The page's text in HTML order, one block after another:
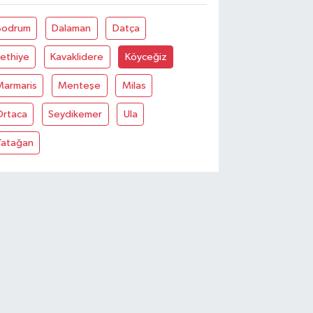
Dalaman Datça
Kavaklidere Köyceğiz
Menteşe Milas
Seydikemer Ula